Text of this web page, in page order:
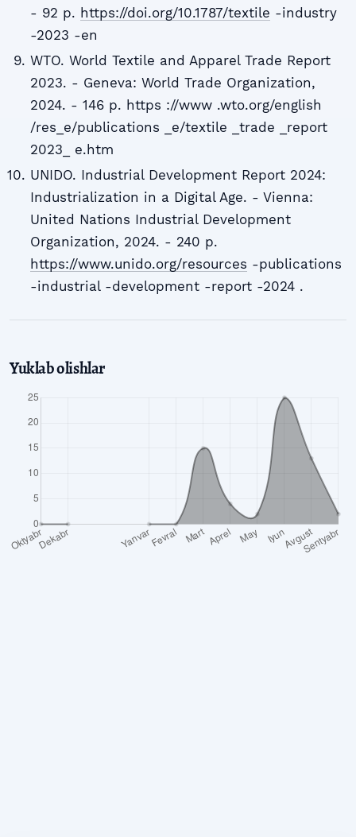
- 92 p. https://doi.org/10.1787/textile -industry
-2023 -en
WTO. World Textile and Apparel Trade Report
2023. - Geneva: World Trade Organization,
2024. - 146 p. https ://www .wto.org/english
/res_e/publications _e/textile _trade _report
2023_ e.htm
UNIDO. Industrial Development Report 2024:
Industrialization in a Digital Age. - Vienna:
United Nations Industrial Development
Organization, 2024. - 240 p.
https://www.unido.org/resources -publications
-industrial -development -report -2024 .
Yuklab olishlar